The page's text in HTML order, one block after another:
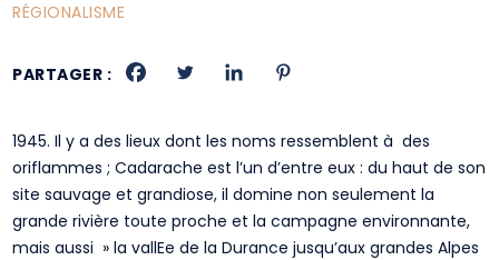
RÉGIONALISME
PARTAGER :
1945. Il y a des lieux dont les noms ressemblent à des
oriflammes ; Cadarache est l’un d’entre eux : du haut de son
site sauvage et grandiose, il domine non seulement la
grande rivière toute proche et la campagne environnante,
mais aussi » la vallEe de la Durance jusqu’aux grandes Alpes